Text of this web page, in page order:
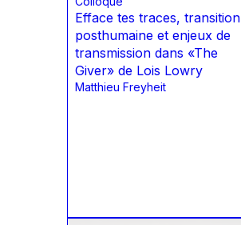
Efface tes traces, transition
posthumaine et enjeux de
transmission dans «The
Giver» de Lois Lowry
Matthieu Freyheit